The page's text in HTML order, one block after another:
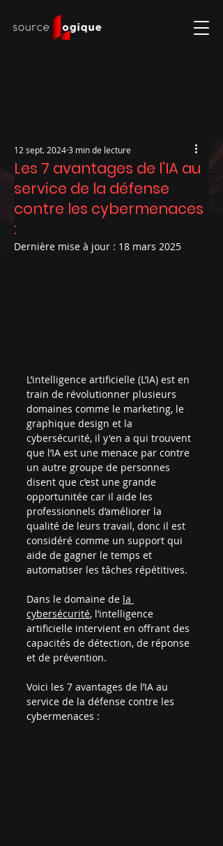
Les 7 avantages de l'IA au
service de la défense
contre les cybermenaces
:
12 sept. 20243 min de lecture
Dernière mise à jour : 18 mars 2025
L’intelligence artificielle (L’IA) est en
train de révolutionner plusieurs
domaines comme le marketing, le
graphique design et la
cybersécurité, il y'en a qui trouvent
que l’IA est une menace par contre
un autre groupe de personnes
disent que c’est une grande
opportunitée car il aide les
professionnels d’améliorer la
qualité de leurs travail, donc il est
considéré comme un support qui
aide de gagner le temps et
automatiser les tâches répétitives.
Dans le domaine de la
cybersécurité, l’intelligence
artificielle intervient en offrant des
capacités de détection, de réponse
et de prévention.
Voici les 7 avantages de l’IA au
service de la défense contre les
cybermenaces :